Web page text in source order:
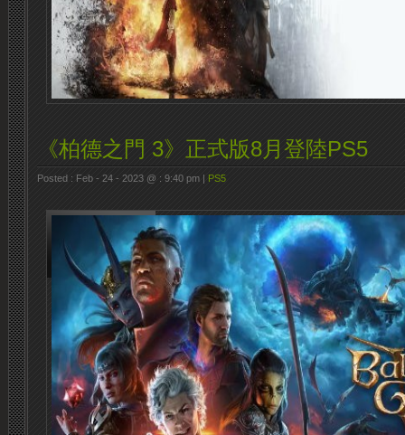
《柏德之門 3》正式版8月登陸PS5
Posted : Feb - 24 - 2023 @ : 9:40 pm | PS5